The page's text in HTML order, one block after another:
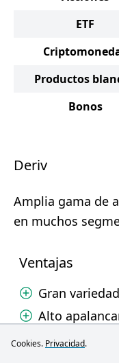
ETF
Productos
Bonos
Deriv
Amplia gama de
en muchos
Ventajas
Gran
Alto
Posibilidad
Cookies. Privacidad.